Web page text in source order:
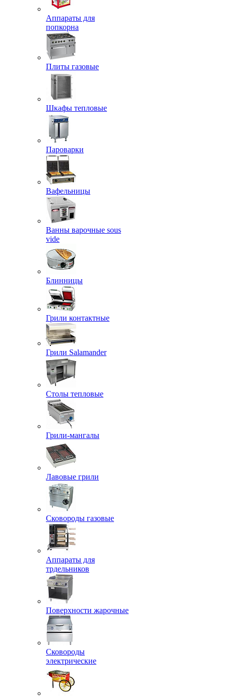
Аппараты для
попкорна
Плиты газовые
Шкафы тепловые
Пароварки
Вафельницы
Ванны варочные sous
vide
Блинницы
Грили контактные
Грили Salamander
Столы тепловые
Грили-мангалы
Лавовые грили
Сковороды газовые
Аппараты для
трдельников
Поверхности жарочные
Сковороды
электрические